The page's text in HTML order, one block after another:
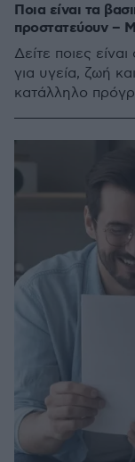
Ποια είναι τα
προστατεύουν –
Δείτε ποιες
για υγεία, ζωή
κατάλληλο